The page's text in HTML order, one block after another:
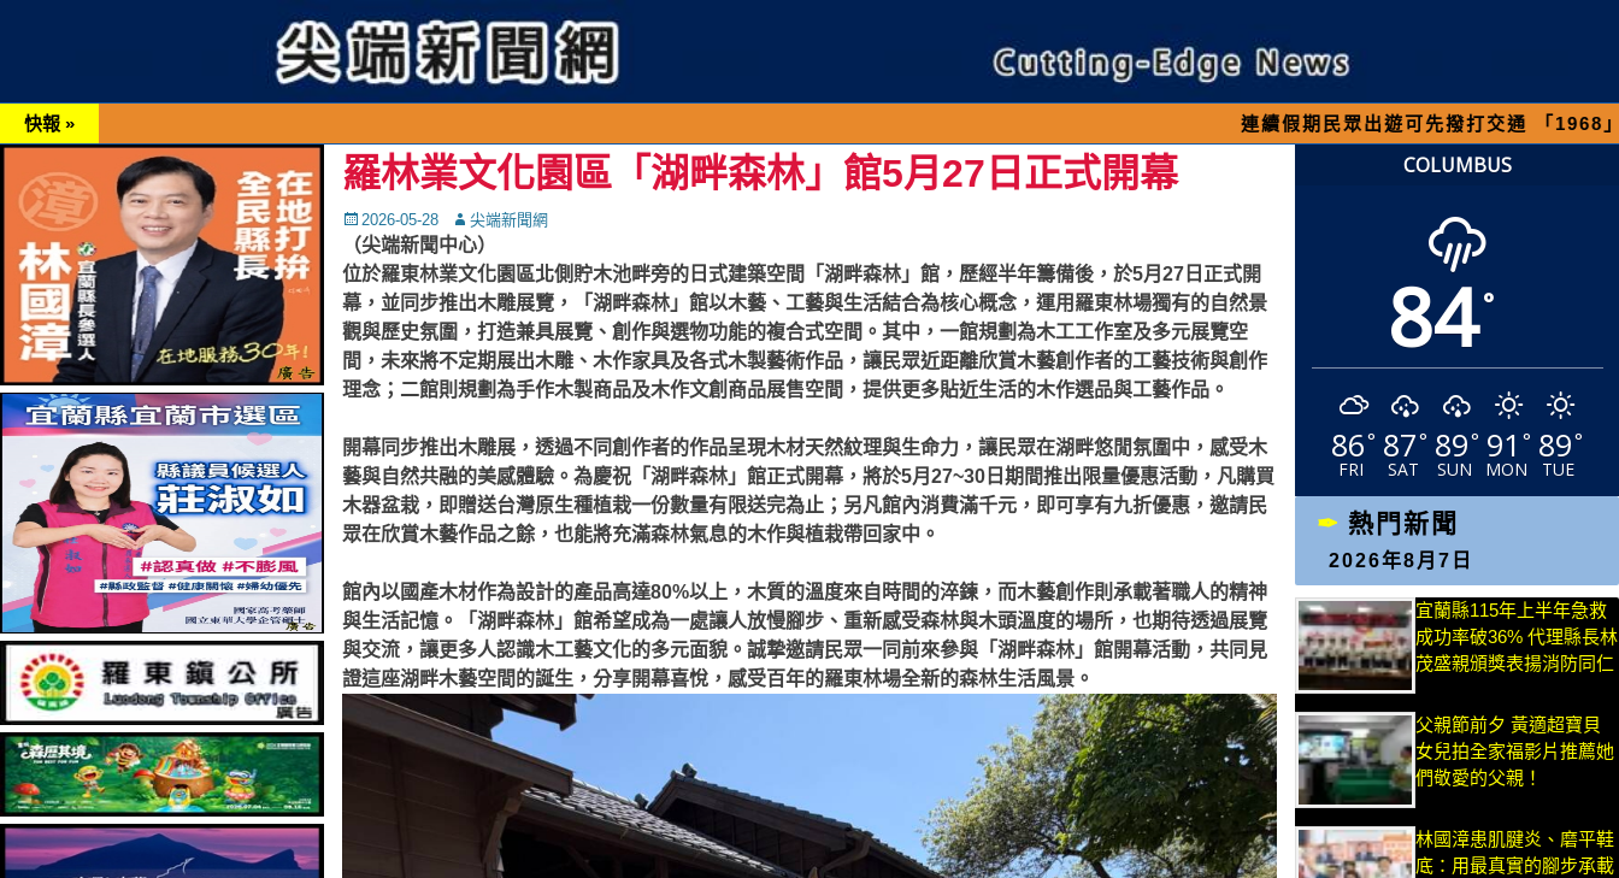
快報 » 連續假期民眾出遊可先撥打交通 「1968」客服專線，以避
羅林業文化園區「湖畔森林」館5月27日正式開幕
Posted
on
2026-05-28 Autor尖端新聞網
（尖端新聞中心）
位於羅東林業文化園區北側貯木池畔旁的日式建築空間「湖畔森林」館，歷經半年籌備後，於5月27日正式開
幕，並同步推出木雕展覽，「湖畔森林」館以木藝、工藝與生活結合為核心概念，運用羅東林場獨有的自然景
觀與歷史氛圍，打造兼具展覽、創作與選物功能的複合式空間。其中，一館規劃為木工工作室及多元展覽空
間，未來將不定期展出木雕、木作家具及各式木製藝術作品，讓民眾近距離欣賞木藝創作者的工藝技術與創作
理念；二館則規劃為手作木製商品及木作文創商品展售空間，提供更多貼近生活的木作選品與工藝作品。
開幕同步推出木雕展，透過不同創作者的作品呈現木材天然紋理與生命力，讓民眾在湖畔悠閒氛圍中，感受木
藝與自然共融的美感體驗。為慶祝「湖畔森林」館正式開幕，將於5月27~30日期間推出限量優惠活動，凡購買
木器盆栽，即贈送台灣原生種植栽一份數量有限送完為止；另凡館內消費滿千元，即可享有九折優惠，邀請民
眾在欣賞木藝作品之餘，也能將充滿森林氣息的木作與植栽帶回家中。
館內以國產木材作為設計的產品高達80%以上，木質的溫度來自時間的淬鍊，而木藝創作則承載著職人的精神
與生活記憶。「湖畔森林」館希望成為一處讓人放慢腳步、重新感受森林與木頭溫度的場所，也期待透過展覽
與交流，讓更多人認識木工藝文化的多元面貌。誠摯邀請民眾一同前來參與「湖畔森林」館開幕活動，共同見
證這座湖畔木藝空間的誕生，分享開幕喜悅，感受百年的羅東林場全新的森林生活風景。
COLUMBUS
84°
86°
FRI
87°
SAT
89°
SUN
91 °
MON
89°
TUE
熱門新聞
2026年8月7日
宜蘭縣115年上半年急救
成功率破36% 代理縣長林
茂盛親頒獎表揚消防同仁
父親節前夕 黃適超寶貝
女兒拍全家福影片推薦她
們敬愛的父親！
林國漳患肌腱炎、磨平鞋
底：用最真實的腳步承載